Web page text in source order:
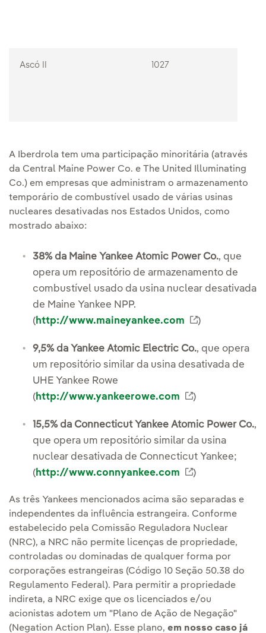
Ascó II 1027
A Iberdrola tem uma participação minoritária (através
da Central Maine Power Co. e The United Illuminating
Co.) em empresas que administram o armazenamento
temporário de combustível usado de várias usinas
nucleares desativadas nos Estados Unidos, como
mostrado abaixo:
38% da Maine Yankee Atomic Power Co., que
opera um repositório de armazenamento de
combustível usado da usina nuclear desativada
de Maine Yankee NPP.
(http://www.maineyankee.com Enlace
)
9,5% da Yankee Atomic Electric Co., que opera
um repositório similar da usina desativada de
UHE Yankee Rowe
(http://www.yankeerowe.com Enlace
)
15,5% da Connecticut Yankee Atomic Power Co.,
que opera um repositório similar da usina
nuclear desativada de Connecticut Yankee;
(http://www.connyankee.com Enlace
)
As três Yankees mencionados acima são separadas e
independentes da influência estrangeira. Conforme
estabelecido pela Comissão Reguladora Nuclear
(NRC), a NRC não permite licenças de propriedade,
controladas ou dominadas de qualquer forma por
corporações estrangeiras (Código 10 Seção 50.38 do
Regulamento Federal). Para permitir a propriedade
indireta, a NRC exige que os licenciados e/ou
acionistas adotem um "Plano de Ação de Negação"
(Negation Action Plan). Esse plano, em nosso caso já